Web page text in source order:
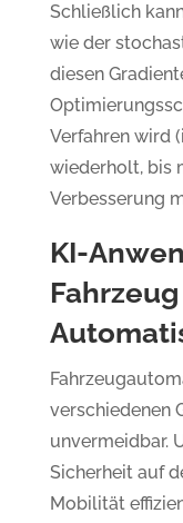
Schließlich
wie der
diesen
Verfahren wird
wiederholt, bis
Verbesserung
KI-
verschiedenen
unvermeidbar.
Sicherheit auf
Mobilität